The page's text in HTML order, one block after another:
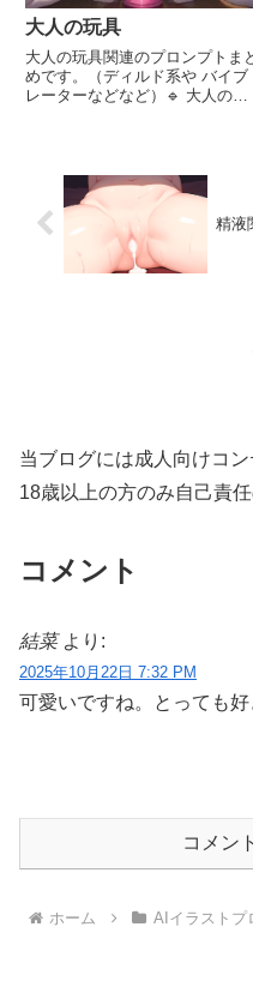
大人の玩具
大人の玩具関連のプロンプトま
めです。（ディルド系や バイブ
レーターなどなど）🔹 大人の玩
挿入food insertion食べ物挿...
精液
当ブログには成人向けコ
18歳以上の方のみ自己責
コメント
結菜 より:
2025年10月22日 7:32 PM
可愛いですね。とっても好
コメン
ホーム AIイラストプ